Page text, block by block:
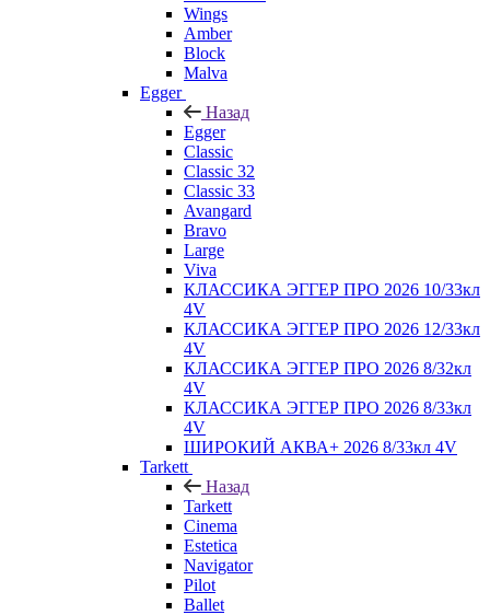
Wings
Amber
Block
Malva
Egger
Назад
Egger
Classic
Classic 32
Classic 33
Avangard
Bravo
Large
Viva
КЛАССИКА ЭГГЕР ПРО 2026 10/33кл
4V
КЛАССИКА ЭГГЕР ПРО 2026 12/33кл
4V
КЛАССИКА ЭГГЕР ПРО 2026 8/32кл
4V
КЛАССИКА ЭГГЕР ПРО 2026 8/33кл
4V
ШИРОКИЙ АКВА+ 2026 8/33кл 4V
Tarkett
Назад
Tarkett
Cinema
Estetica
Navigator
Pilot
Ballet